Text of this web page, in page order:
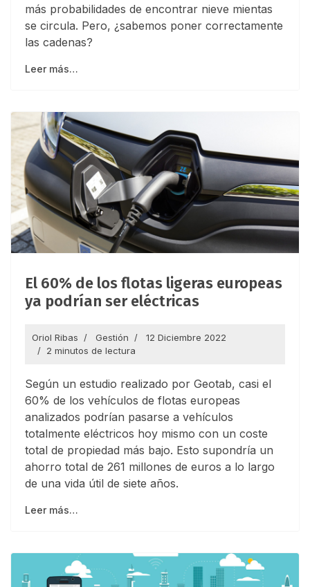
más probabilidades de encontrar nieve mientas
se circula. Pero, ¿sabemos poner correctamente
las cadenas?
Leer más…
El 60% de los flotas ligeras europeas
ya podrían ser eléctricas
Oriol Ribas Gestión
12 Diciembre 2022
2 minutos de lectura
Según un estudio realizado por Geotab, casi el
60% de los vehículos de flotas europeas
analizados podrían pasarse a vehículos
totalmente eléctricos hoy mismo con un coste
total de propiedad más bajo. Esto supondría un
ahorro total de 261 millones de euros a lo largo
de una vida útil de siete años.
Leer más…